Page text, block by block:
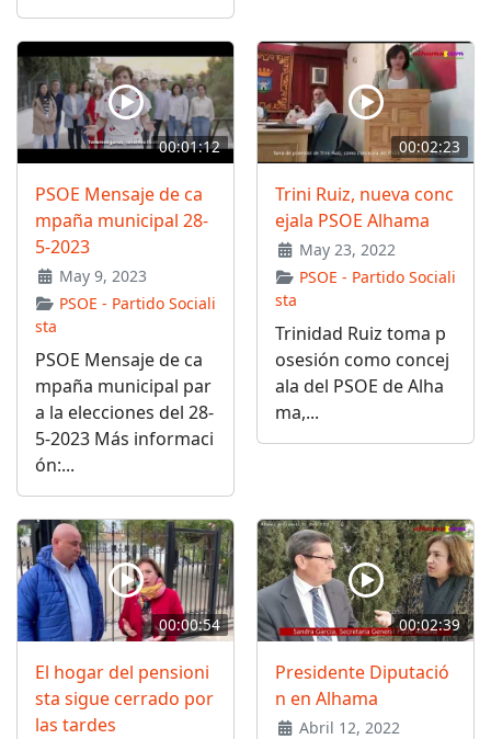
00:01:12
PSOE Mensaje de ca
mpaña municipal 28-
5-2023
May 9, 2023
PSOE - Partido Sociali
sta
PSOE Mensaje de ca
mpaña municipal par
a la elecciones del 28-
5-2023 Más informaci
ón:...
00:02:23
Trini Ruiz, nueva conc
ejala PSOE Alhama
May 23, 2022
PSOE - Partido Sociali
sta
Trinidad Ruiz toma p
osesión como concej
ala del PSOE de Alha
ma,...
00:00:54
El hogar del pensioni
sta sigue cerrado por
las tardes
00:02:39
Presidente Diputació
n en Alhama
Abril 12, 2022